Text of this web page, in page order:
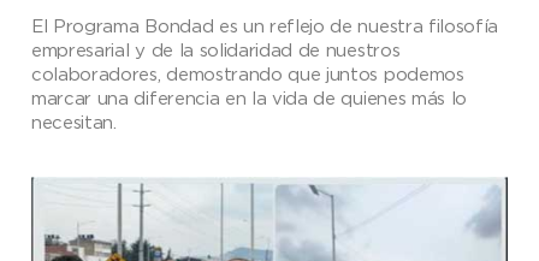
El Programa Bondad es un reflejo de nuestra filosofía
empresarial y de la solidaridad de nuestros
colaboradores, demostrando que juntos podemos
marcar una diferencia en la vida de quienes más lo
necesitan.